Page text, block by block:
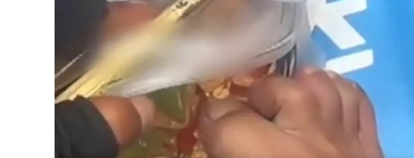
Sanook Choice
ดาวน์โหลดสนุกแอปฟรี
สงวนลิขสิทธิ์ ©2569 บริษัท อิมเมจ ฟิวเจอร์ (ประเทศไทย) จำกัด